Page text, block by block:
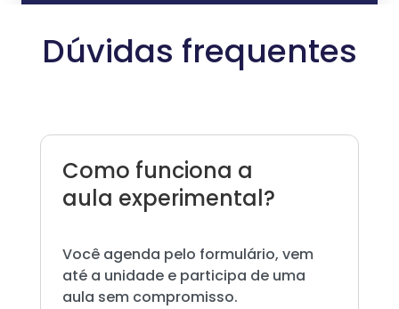
Dúvidas frequentes
Como funciona a
aula experimental?
Você agenda pelo formulário, vem
até a unidade e participa de uma
aula sem compromisso.